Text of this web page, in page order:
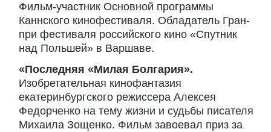
Фильм-участник Основной программы
Каннского кинофестиваля. Обладатель Гран-
при фестиваля российского кино «Спутник
над Польшей» в Варшаве.
«Последняя «Милая Болгария».
Изобретательная кинофантазия
екатеринбургского режиссера Алексея
Федорченко на тему жизни и судьбы писателя
Михаила Зощенко. Фильм завоевал приз за